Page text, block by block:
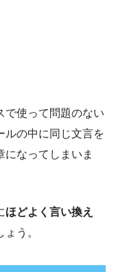
で使って問題のない
ルの中に同じ文言を
なってしまいま
ほどよく言い換え
ょう。